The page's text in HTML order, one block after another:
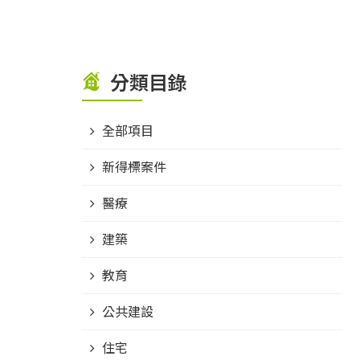
分類目錄
全部項目
新得標案件
醫療
建築
教育
公共建設
住宅